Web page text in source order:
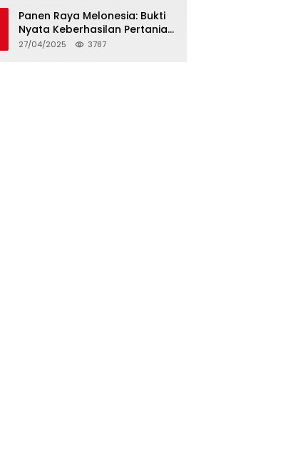
Panen Raya Melonesia: Bukti
Nyata Keberhasilan Pertanian
Modern di Kabupaten Bekasi
27/04/2025 3787